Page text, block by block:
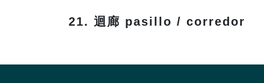
21. 迴廊 pasillo / corredor